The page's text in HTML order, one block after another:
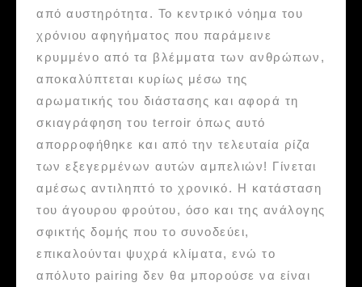
από αυστηρότητα. Το κεντρικό νόημα του
χρόνιου αφηγήματος που παράμεινε
κρυμμένο από τα βλέμματα των ανθρώπων,
αποκαλύπτεται κυρίως μέσω της
αρωματικής του διάστασης και αφορά τη
σκιαγράφηση του terroir όπως αυτό
απορροφήθηκε και από την τελευταία ρίζα
των εξεγερμένων αυτών αμπελιών! Γίνεται
αμέσως αντιληπτό το χρονικό. Η κατάσταση
του άγουρου φρούτου, όσο και της ανάλογης
σφικτής δομής που το συνοδεύει,
επικαλούνται ψυχρά κλίματα, ενώ το
απόλυτο pairing δεν θα μπορούσε να είναι